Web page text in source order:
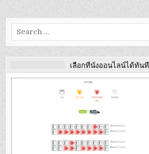
Search
for:
เลือกที่นั่งออนไลน์ได้ทันที